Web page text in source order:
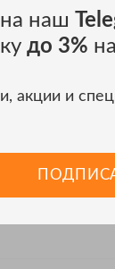
значения;
0,1…1,0;
наш
до 3%
акции и